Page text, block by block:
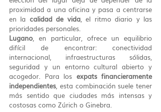
proximidad a una oficina y pasa a centrarse
en la calidad de vida, el ritmo diario y las
prioridades personales.
Lugano, en particular, ofrece un equilibrio
difícil de encontrar: conectividad
internacional, infraestructuras sólidas,
seguridad y un entorno cultural abierto y
acogedor. Para los expats financieramente
independientes, esta combinación suele tener
más sentido que ciudades más intensas y
costosas como Zúrich o Ginebra.